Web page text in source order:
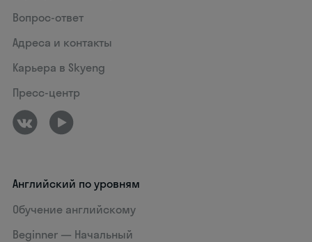
Вопрос-ответ
Адреса и контакты
Карьера в Skyeng
Пресс-центр
Английский по уровням
Обучение английскому
Beginner — Начальный